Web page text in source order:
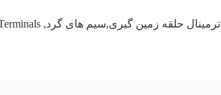
ترمینال حلقه زمین گیری,سیم های گرد,